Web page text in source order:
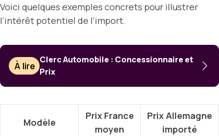
Voici quelques exemples concrets pour illustrer
l’intérêt potentiel de l’import.
À lire
Clerc Automobile : Concessionnaire et
Prix
Modèle
Prix France
moyen
Prix Allemagne
importé